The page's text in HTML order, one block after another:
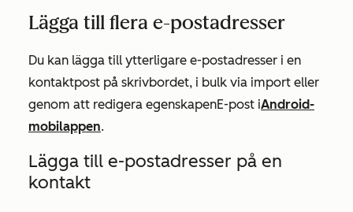
Lägga till flera e-postadresser
Du kan lägga till ytterligare e-postadresser i en
kontaktpost på skrivbordet, i bulk via import eller
genom att redigera egenskapenE-post iAndroid-
mobilappen.
Lägga till e-postadresser på en
kontakt